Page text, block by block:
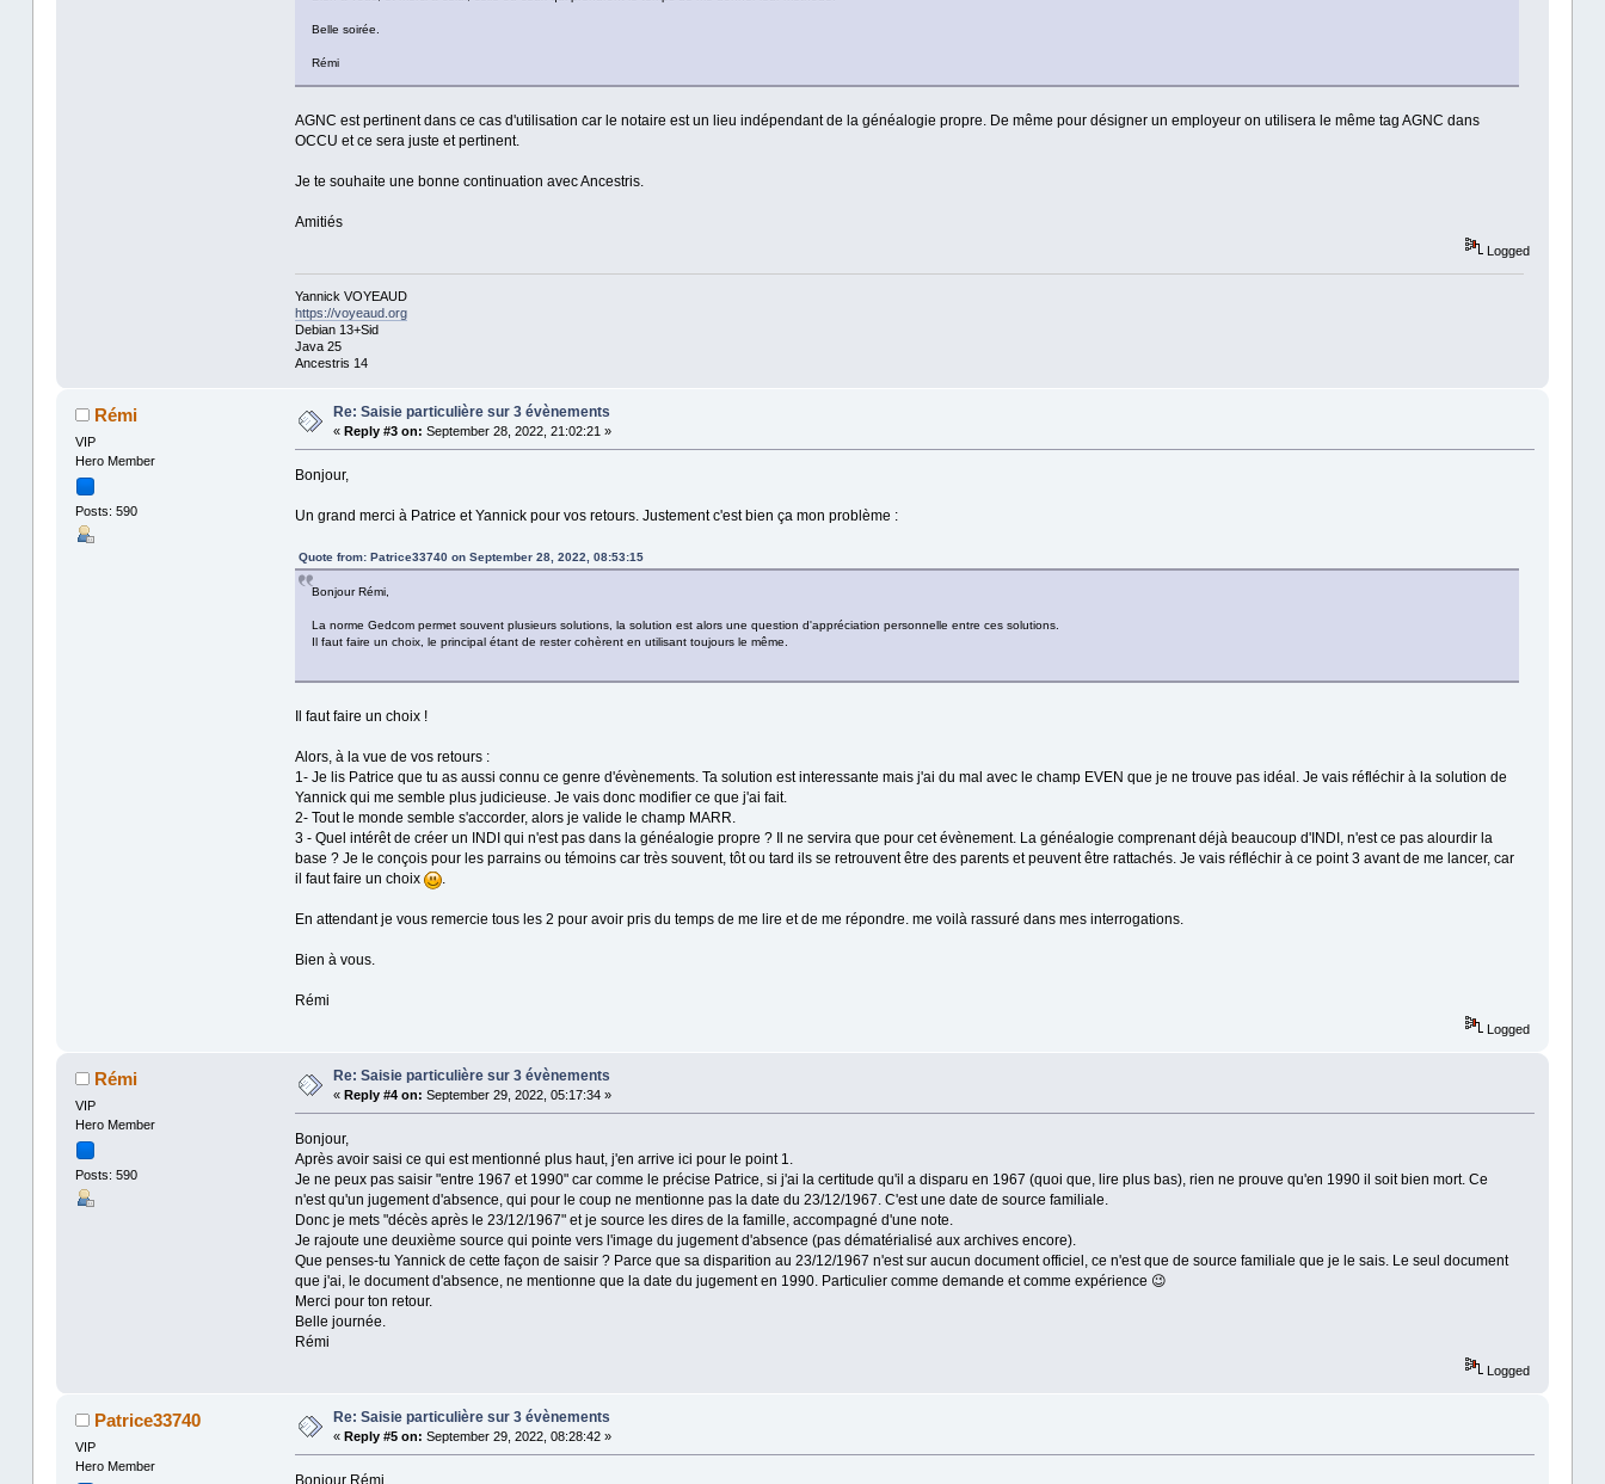
Belle soirée.
Rémi
AGNC est pertinent dans ce cas d'utilisation car le notaire est un lieu indépendant de la généalogie propre. De même pour désigner un employeur on utilisera le même tag AGNC dans
OCCU et ce sera juste et pertinent.
Je te souhaite une bonne continuation avec Ancestris.
Amitiés
Logged
Yannick VOYEAUD
https://voyeaud.org
Debian 13+Sid
Java 25
Ancestris 14
Rémi
VIP
Hero Member
Posts: 590
Re: Saisie particulière sur 3 évènements
« Reply #3 on: September 28, 2022, 21:02:21 »
Bonjour,
Un grand merci à Patrice et Yannick pour vos retours. Justement c'est bien ça mon problème :
Quote from: Patrice33740 on September 28, 2022, 08:53:15
Bonjour Rémi,
La norme Gedcom permet souvent plusieurs solutions, la solution est alors une question d'appréciation personnelle entre ces solutions.
Il faut faire un choix, le principal étant de rester cohèrent en utilisant toujours le même.
Il faut faire un choix !
Alors, à la vue de vos retours :
1- Je lis Patrice que tu as aussi connu ce genre d'évènements. Ta solution est interessante mais j'ai du mal avec le champ EVEN que je ne trouve pas idéal. Je vais réfléchir à la solution de
Yannick qui me semble plus judicieuse. Je vais donc modifier ce que j'ai fait.
2- Tout le monde semble s'accorder, alors je valide le champ MARR.
3 - Quel intérêt de créer un INDI qui n'est pas dans la généalogie propre ? Il ne servira que pour cet évènement. La généalogie comprenant déjà beaucoup d'INDI, n'est ce pas alourdir la
base ? Je le conçois pour les parrains ou témoins car très souvent, tôt ou tard ils se retrouvent être des parents et peuvent être rattachés. Je vais réfléchir à ce point 3 avant de me lancer, car
il faut faire un choix
.
En attendant je vous remercie tous les 2 pour avoir pris du temps de me lire et de me répondre. me voilà rassuré dans mes interrogations.
Bien à vous.
Rémi
Logged
Rémi
VIP
Hero Member
Posts: 590
Re: Saisie particulière sur 3 évènements
« Reply #4 on: September 29, 2022, 05:17:34 »
Bonjour,
Après avoir saisi ce qui est mentionné plus haut, j'en arrive ici pour le point 1.
Je ne peux pas saisir "entre 1967 et 1990" car comme le précise Patrice, si j'ai la certitude qu'il a disparu en 1967 (quoi que, lire plus bas), rien ne prouve qu'en 1990 il soit bien mort. Ce
n'est qu'un jugement d'absence, qui pour le coup ne mentionne pas la date du 23/12/1967. C'est une date de source familiale.
Donc je mets "décès après le 23/12/1967" et je source les dires de la famille, accompagné d'une note.
Je rajoute une deuxième source qui pointe vers l'image du jugement d'absence (pas dématérialisé aux archives encore).
Que penses-tu Yannick de cette façon de saisir ? Parce que sa disparition au 23/12/1967 n'est sur aucun document officiel, ce n'est que de source familiale que je le sais. Le seul document
que j'ai, le document d'absence, ne mentionne que la date du jugement en 1990. Particulier comme demande et comme expérience 😉
Merci pour ton retour.
Belle journée.
Rémi
Logged
Patrice33740
VIP
Hero Member
Re: Saisie particulière sur 3 évènements
« Reply #5 on: September 29, 2022, 08:28:42 »
Bonjour Rémi,